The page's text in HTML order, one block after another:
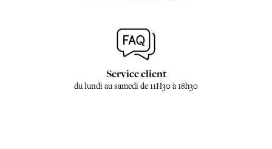
Service client
du lundi au samedi de 11H30 à 18h30